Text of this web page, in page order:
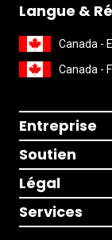
Langue &
Canada -
Canada -
Entreprise
Soutien
Légal
Services